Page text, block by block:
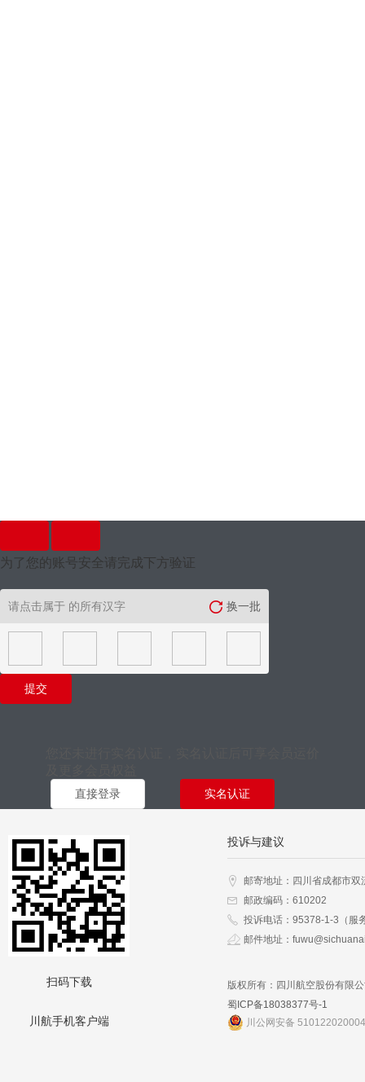
为了您的账号安全请完成下方验证
请点击属于 的所有汉字 换一批
提交
直接登录 实名认证
扫码下载
川航手机客户端
投诉与建议
邮寄地址：四川省成都市
邮政编码：610202
投诉电话：95378-1-3（服
邮件地址：
版权所有：四川航空股份有限
蜀ICP备18038377号-1
川公网安备